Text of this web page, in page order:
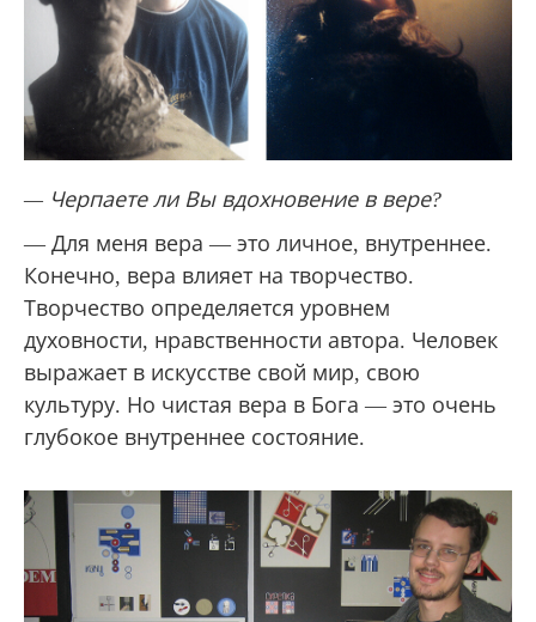
— Черпаете ли Вы вдохновение в вере?
— Для меня вера — это личное, внутреннее.
Конечно, вера влияет на творчество.
Творчество определяется уровнем
духовности, нравственности автора. Человек
выражает в искусстве свой мир, свою
культуру. Но чистая вера в Бога — это очень
глубокое внутреннее состояние.